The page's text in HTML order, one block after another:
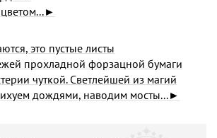
это пустые листы
прохладной форзацной бумаги
чуткой. Светлейшей из магий
дождями, наводим мосты...►